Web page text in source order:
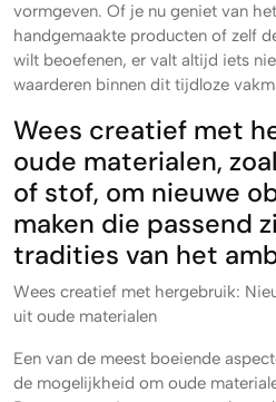
vormgeven. Of je nu geniet van
handgemaakte producten of zelf
wilt beoefenen, er valt altijd iets
waarderen binnen dit tijdloze
Wees creatief met
oude materialen,
of stof, om nieuwe
maken die passend
tradities van het
Wees creatief met hergebruik:
uit oude materialen
Een van de meest boeiende
de mogelijkheid om oude